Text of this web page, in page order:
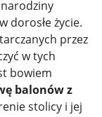
dorosłe życie.
przez
w tych
bowiem
balonów z
stolicy i jej